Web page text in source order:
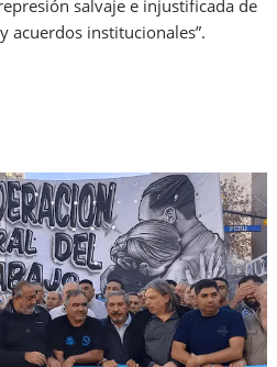
salvaje e injustificada de
acuerdos institucionales”.